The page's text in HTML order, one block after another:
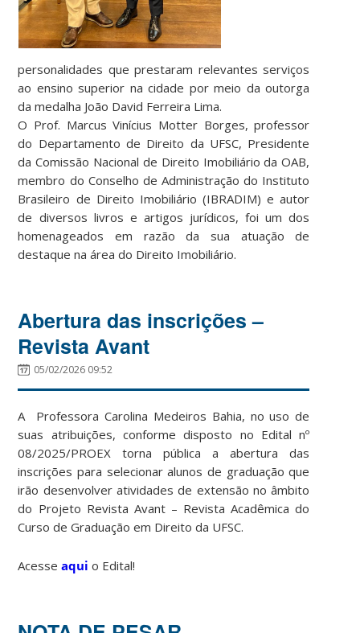
personalidades que prestaram relevantes serviços
ao ensino superior na cidade por meio da outorga
da medalha João David Ferreira Lima.
O Prof. Marcus Vinícius Motter Borges, professor
do Departamento de Direito da UFSC, Presidente
da Comissão Nacional de Direito Imobiliário da OAB,
membro do Conselho de Administração do Instituto
Brasileiro de Direito Imobiliário (IBRADIM) e autor
de diversos livros e artigos jurídicos, foi um dos
homenageados em razão da sua atuação de
destaque na área do Direito Imobiliário.
Abertura das inscrições –
Revista Avant
05/02/2026 09:52
A Professora Carolina Medeiros Bahia, no uso de
suas atribuições, conforme disposto no Edital nº
08/2025/PROEX torna pública a abertura das
inscrições para selecionar alunos de graduação que
irão desenvolver atividades de extensão no âmbito
do Projeto Revista Avant – Revista Acadêmica do
Curso de Graduação em Direito da UFSC.
Acesseaqui o Edital!